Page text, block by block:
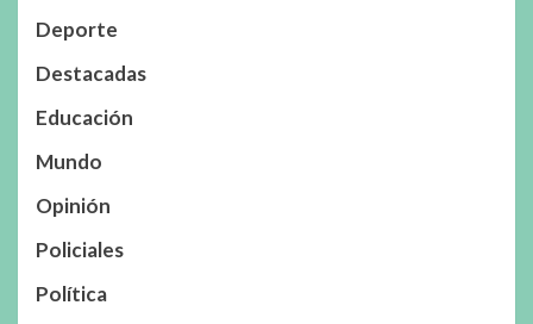
Deporte
Destacadas
Educación
Mundo
Opinión
Policiales
Política